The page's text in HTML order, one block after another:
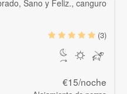
(3)
€15/noche